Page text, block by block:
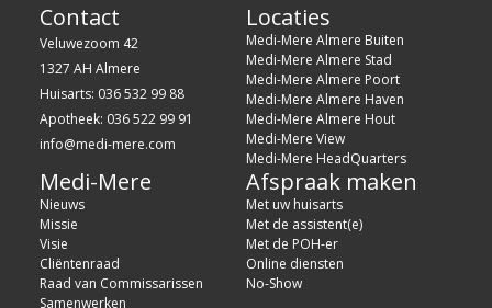
Contact
Veluwezoom 42
1327 AH Almere
Huisarts: 036 532 99 88
Apotheek: 036 522 99 91
info@medi-mere.com
Locaties
Medi-Mere Almere Buiten
Medi-Mere Almere Stad
Medi-Mere Almere Poort
Medi-Mere Almere Haven
Medi-Mere Almere Hout
Medi-Mere View
Medi-Mere HeadQuarters
Medi-Mere
Nieuws
Missie
Visie
Cliëntenraad
Raad van Commissarissen
Samenwerken
Afspraak maken
Met uw huisarts
Met de assistent(e)
Met de POH-er
Online diensten
No-Show